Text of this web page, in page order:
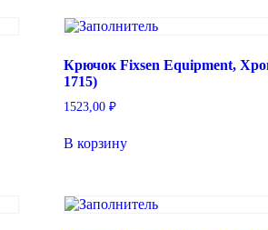
Крючок Fixsen Equipment,
1715)
1523,00 ₽
В корзину